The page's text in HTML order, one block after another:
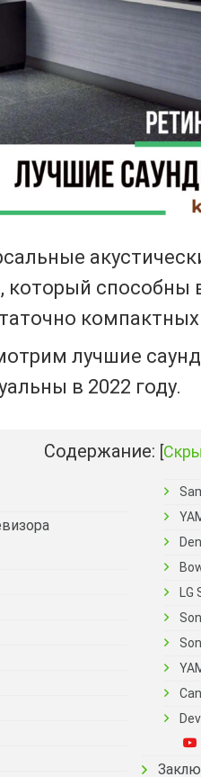
который
компактных
лучшие
в 2022 году.
Содержание: [
LG